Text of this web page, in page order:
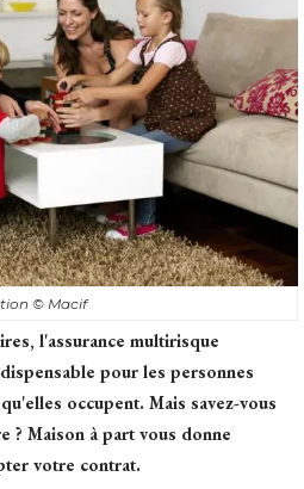
© Macif
l'assurance multirisque
pour les personnes
occupent. Mais savez-vous
? Maison à part vous donne
votre contrat.